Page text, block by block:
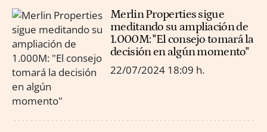
Merlin Properties sigue
meditando su ampliación de
1.000M: "El consejo tomará la
decisión en algún momento"
22/07/2024 18:09 h.